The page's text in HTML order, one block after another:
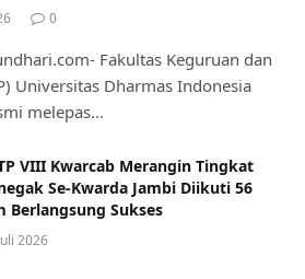
0
Fakultas Keguruan dan
Universitas Dharmas Indonesia
melepas…
VIII Kwarcab Merangin Tingkat
Se-Kwarda Jambi Diikuti 56
Berlangsung Sukses
2026